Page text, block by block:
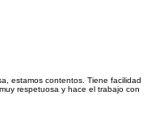
estamos contentos. Tiene facilidad
respetuosa y hace el trabajo con